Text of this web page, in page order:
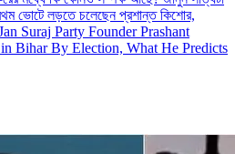
ভোটে লড়তে চলেছেন প্রশান্ত কিশোর,
| Jan Suraj Party Founder Prashant
Bihar By Election, What He Predicts